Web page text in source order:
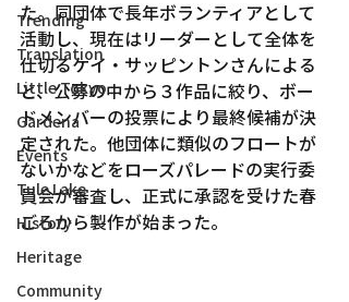
Trending
Translation
Little Tokyo
Gardena
Events
Tule Lake
History
Heritage
Community
た。同団体で長年ボランティアとして
活動し、現在はリーダーとして全体を
仕切るケイ・サッピントンさんによる
と、公募の中から３作品に絞り、ボー
ドメンバーの投票により最終候補が決
定された。他団体に類似のフロートが
ないかなどをローズパレードの実行委
員会が審査し、正式に承認を受けた春
ごろから製作が始まった。